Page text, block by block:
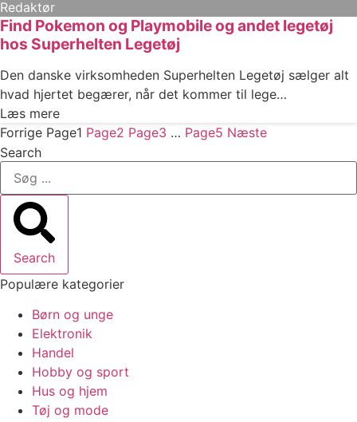
Redaktør
Find Pokemon og Playmobile og andet legetøj
hos Superhelten Legetøj
Den danske virksomheden Superhelten Legetøj sælger alt
hvad hjertet begærer, når det kommer til lege…
Læs mere
Forrige Page1 Page2 Page3 … Page5 Næste
Search
Search
Populære kategorier
Børn og unge
Elektronik
Handel
Hobby og sport
Hus og hjem
Tøj og mode